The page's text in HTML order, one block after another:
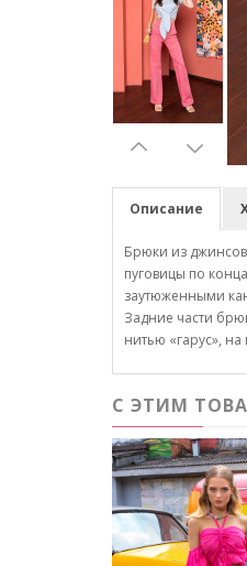
Описание
Брюки из
пуговицы по
заутюженными
Задние части
нитью «гарус»,
С ЭТИМ